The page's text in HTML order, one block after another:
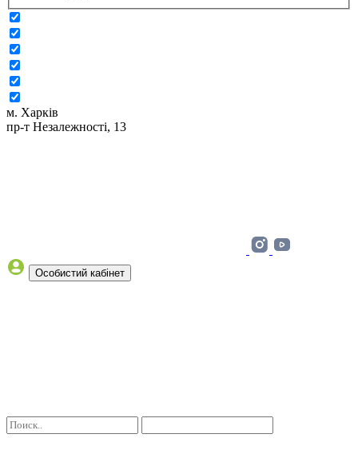
м. Харків
пр-т Незалежності, 13
Особистий кабінет